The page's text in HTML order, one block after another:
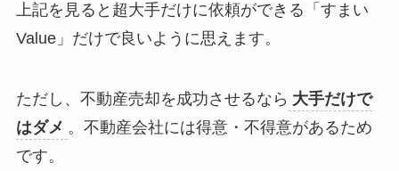
上記を見ると超大手だけに依頼ができる「すまい
Value」だけで良いように思えます。
ただし、不動産売却を成功させるなら 大手だけで
はダメ 。不動産会社には得意・不得意があるため
です。